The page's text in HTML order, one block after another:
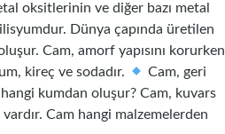
oksitlerinin ve diğer bazı metal
Dünya çapında üretilen
Cam, amorf yapısını korurken
kireç ve sodadır.
Cam, geri
kumdan oluşur? Cam, kuvars
Cam hangi malzemelerden